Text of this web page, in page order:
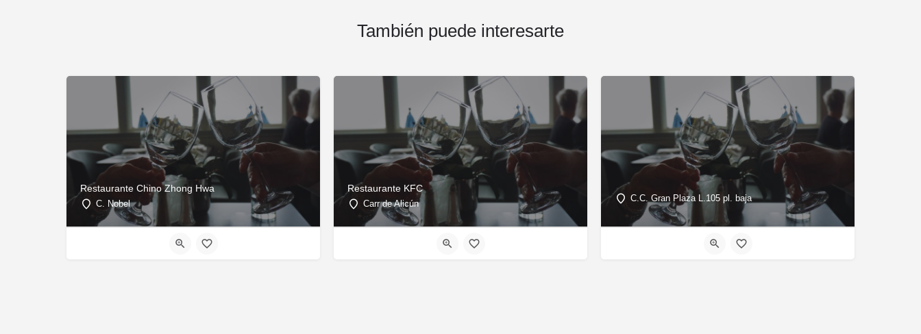
También puede interesarte
Restaurante Chino Zhong Hwa
C. Nobel
Restaurante KFC
Carr de Alicún
C.C. Gran Plaza L.105 pl. baja